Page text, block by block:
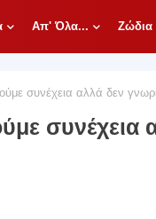
Απ' Όλα... Ζώδια
συνέχεια αλλά δεν
συνέχεια